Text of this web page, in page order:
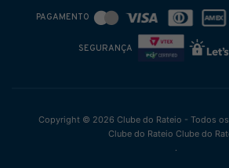
PAGAMENTO
SEGURANÇA
Copyright © 2026 Clube do Rateio - Todos
Clube do Rateio Clube do
.